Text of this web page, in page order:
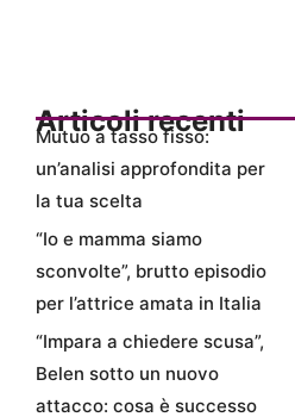
Articoli recenti
Mutuo a tasso fisso:
un’analisi approfondita per
la tua scelta
“Io e mamma siamo
sconvolte”, brutto episodio
per l’attrice amata in Italia
“Impara a chiedere scusa”,
Belen sotto un nuovo
attacco: cosa è successo